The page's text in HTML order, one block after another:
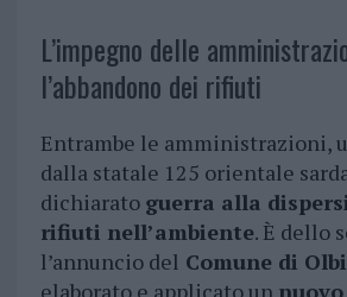
L’impegno delle
l’abbandono dei rifiuti
Entrambe le amministrazioni,
dalla statale 125 orientale
dichiarato guerra alla
rifiuti nell’ambiente. È dello
l’annuncio del Comune di